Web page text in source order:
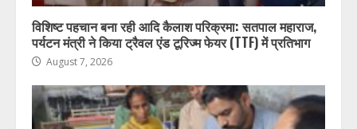
विशिष्ट पहचान बना रही आदि कैलाश परिक्रमा: सतपाल महाराज,
पर्यटन मंत्री ने किया ट्रैवल एंड टूरिज्म फेयर (TTF) में प्रतिभाग
August 7, 2026